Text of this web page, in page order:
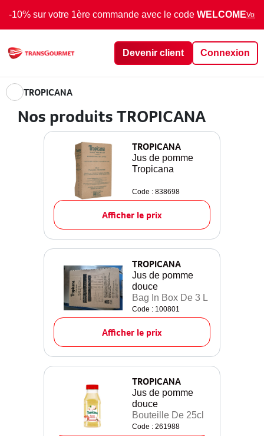
-10% sur votre 1ère commande avec le code WELCOMEVoir
Devenir client Connexion
TROPICANA
Nos produits TROPICANA
TROPICANA
Jus de pomme
Tropicana
Code : 838698
Afficher le prix
TROPICANA
Jus de pomme
douce
Bag In Box De 3 L
Code : 100801
Afficher le prix
TROPICANA
Jus de pomme
douce
Bouteille De 25cl
Code : 261988